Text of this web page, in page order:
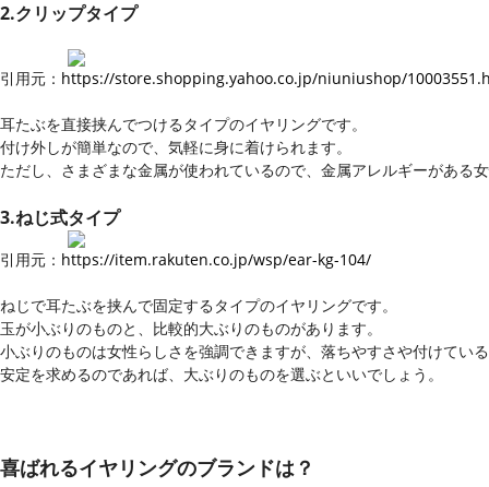
2.クリップタイプ
引用元： https://store.shopping.yahoo.co.jp/niuniushop/
耳たぶを直接挟んでつけるタイプのイヤリングです。
付け外しが簡単なので、気軽に身に着けられます。
ただし、さまざまな金属が使われているので、金属アレルギーがある
3.ねじ式タイプ
引用元： https://item.rakuten.co.jp/wsp/ear-kg-104/
ねじで耳たぶを挟んで固定するタイプのイヤリングです。
玉が小ぶりのものと、比較的大ぶりのものがあります。
小ぶりのものは女性らしさを強調できますが、落ちやすさや付けてい
安定を求めるのであれば、大ぶりのものを選ぶといいでしょう。
喜ばれるイヤリングのブランドは？